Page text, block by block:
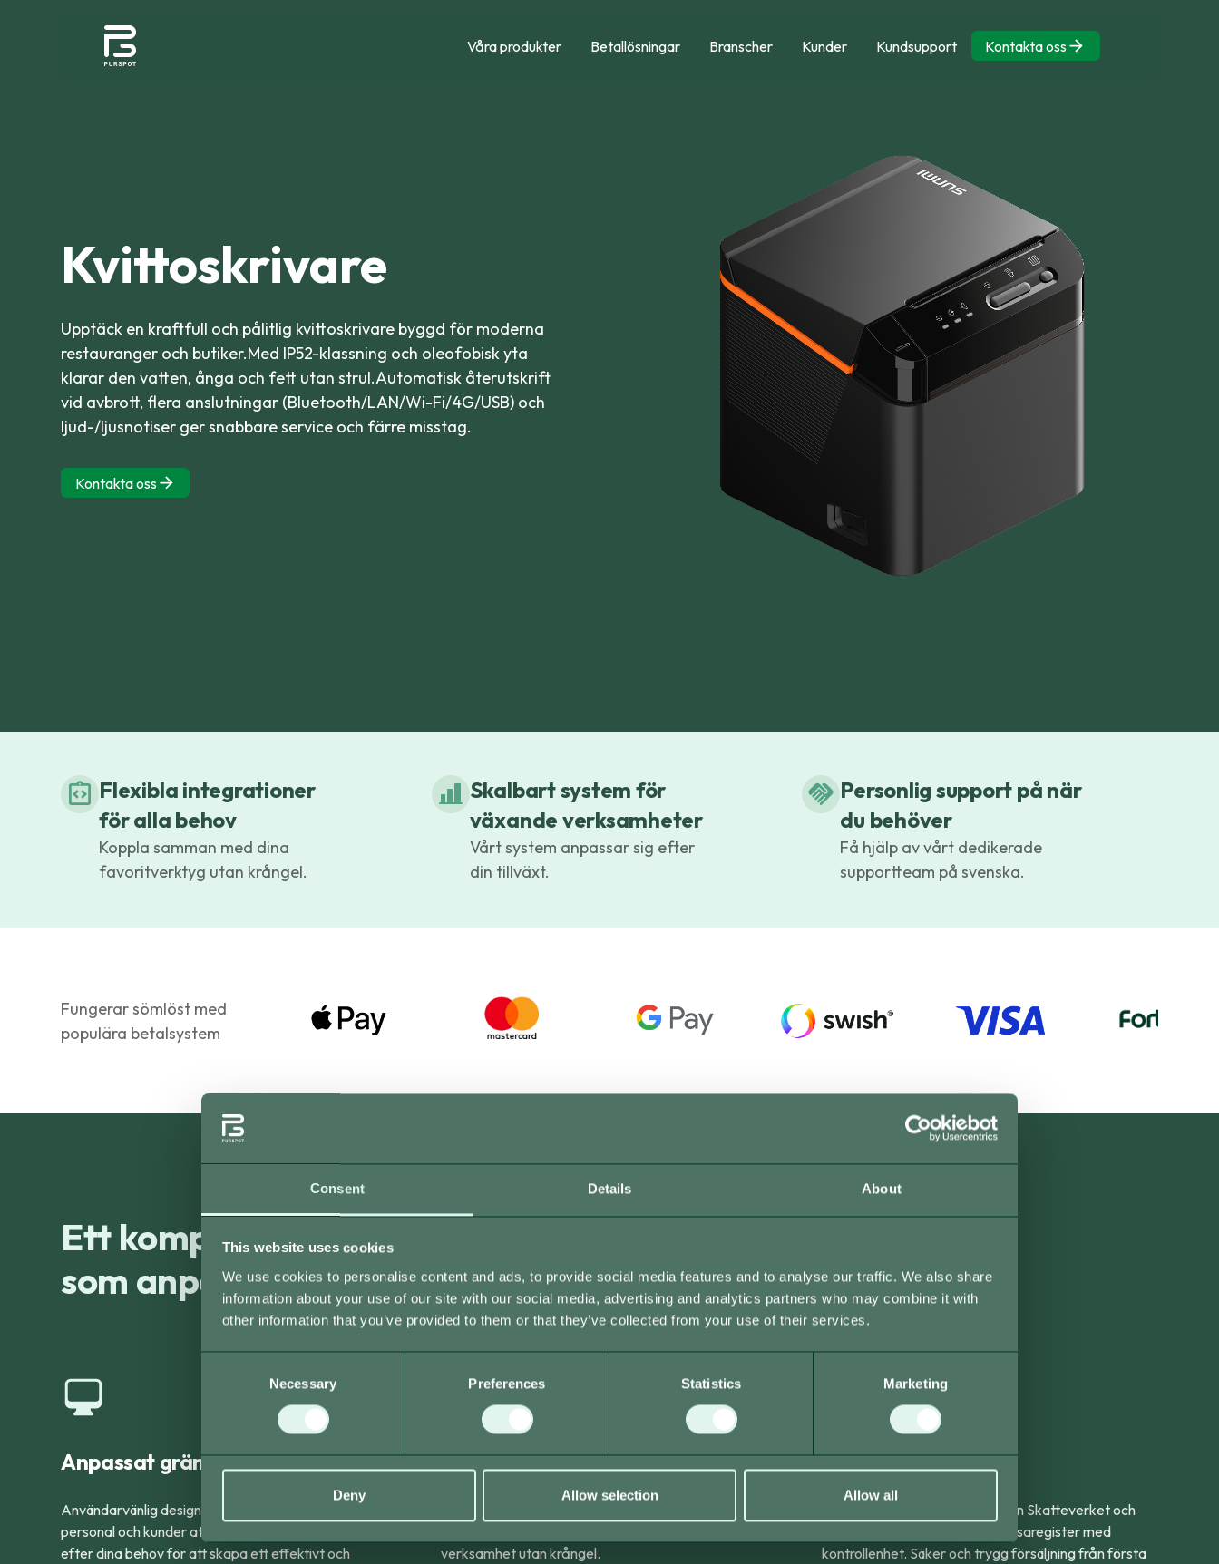
Consent Details About
This website uses cookies
We use cookies to personalise content and ads, to provide social media features and to analyse our traffic. We also share
information about your use of our site with our social media, advertising and analytics partners who may combine it with
other information that you’ve provided to them or that they’ve collected from your use of their services.
Necessary Preferences Statistics Marketing
Deny Allow selection Allow all
Våra produkter Betallösningar Branscher Kunder Kundsupport Kontakta oss
Kvittoskrivare
Upptäck en kraftfull och pålitlig kvittoskrivare byggd för moderna
restauranger och butiker.Med IP52-klassning och oleofobisk yta
klarar den vatten, ånga och fett utan strul.Automatisk återutskrift
vid avbrott, flera anslutningar (Bluetooth/LAN/Wi-Fi/4G/USB) och
ljud-/ljusnotiser ger snabbare service och färre misstag.
Kontakta oss
Flexibla integrationer
för alla behov
Koppla samman med dina
favoritverktyg utan krångel.
Skalbart system för
växande verksamheter
Vårt system anpassar sig efter
din tillväxt.
Personlig support på när
du behöver
Få hjälp av vårt dedikerade
supportteam på svenska.
Fungerar sömlöst med
populära betalsystem
Ett komplett kassasystem
som anpassas efter behov
Anpassat gränssnittet
Användarvänlig design som gör det enkelt för både
personal och kunder att navigera. Systemet anpassas
efter dina behov för att skapa ett effektivt och
Enkel administration
verksamhet utan krångel.
Kassaregister
Systemet uppfyller alla krav från Skatteverket och
fungerar som ett certifierat kassaregister med
kontrollenhet. Säker och trygg försäljning från första